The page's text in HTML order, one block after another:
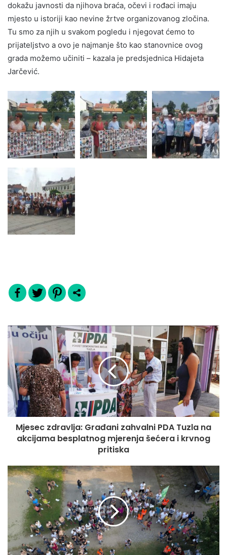
dokažu javnosti da njihova braća, očevi i rođaci imaju
mjesto u istoriji kao nevine žrtve organizovanog zločina.
Tu smo za njih u svakom pogledu i njegovat ćemo to
prijateljstvo a ovo je najmanje što kao stanovnice ovog
grada možemo učiniti – kazala je predsjednica Hidajeta
Jarčević.
Mjesec zdravlja: Građani zahvalni PDA Tuzla na
akcijama besplatnog mjerenja šećera i krvnog
pritiska